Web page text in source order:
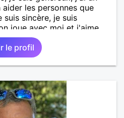
les personnes que
suis sincère, je suis
joue avec moi et j'aime
une relation
le profil